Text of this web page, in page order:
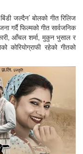
बिंडी जल्दैन’ बोलको गीत रिलिज
गर्दै फिल्मको गीत सार्वजनिक
आँचल शर्मा, मुकुन भुसाल र
कोरियोग्राफी रहेको गीतको